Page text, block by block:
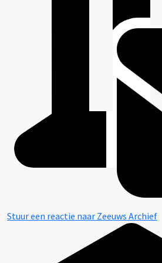
Stuur een reactie naar Zeeuws Archief